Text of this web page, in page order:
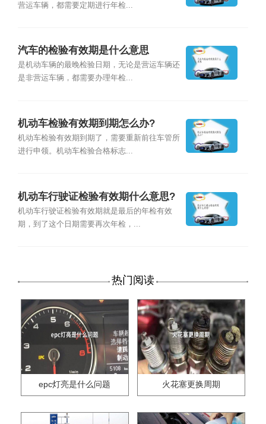
营运车辆，都需要定期进行年检...
汽车的检验有效期是什么意思
是机动车辆的最晚检验日期，无论是营运车辆还
是非营运车辆，都需要办理年检...
机动车检验有效期到期怎么办?
机动车检验有效期到期了，需要重新前往车管所
进行申领。机动车检验合格标志...
机动车行驶证检验有效期什么意思?
机动车行驶证检验有效期就是最后的年检有效
期，到了这个日期需要再次年检，...
热门阅读
epc灯亮是什么问题 火花塞更换周期